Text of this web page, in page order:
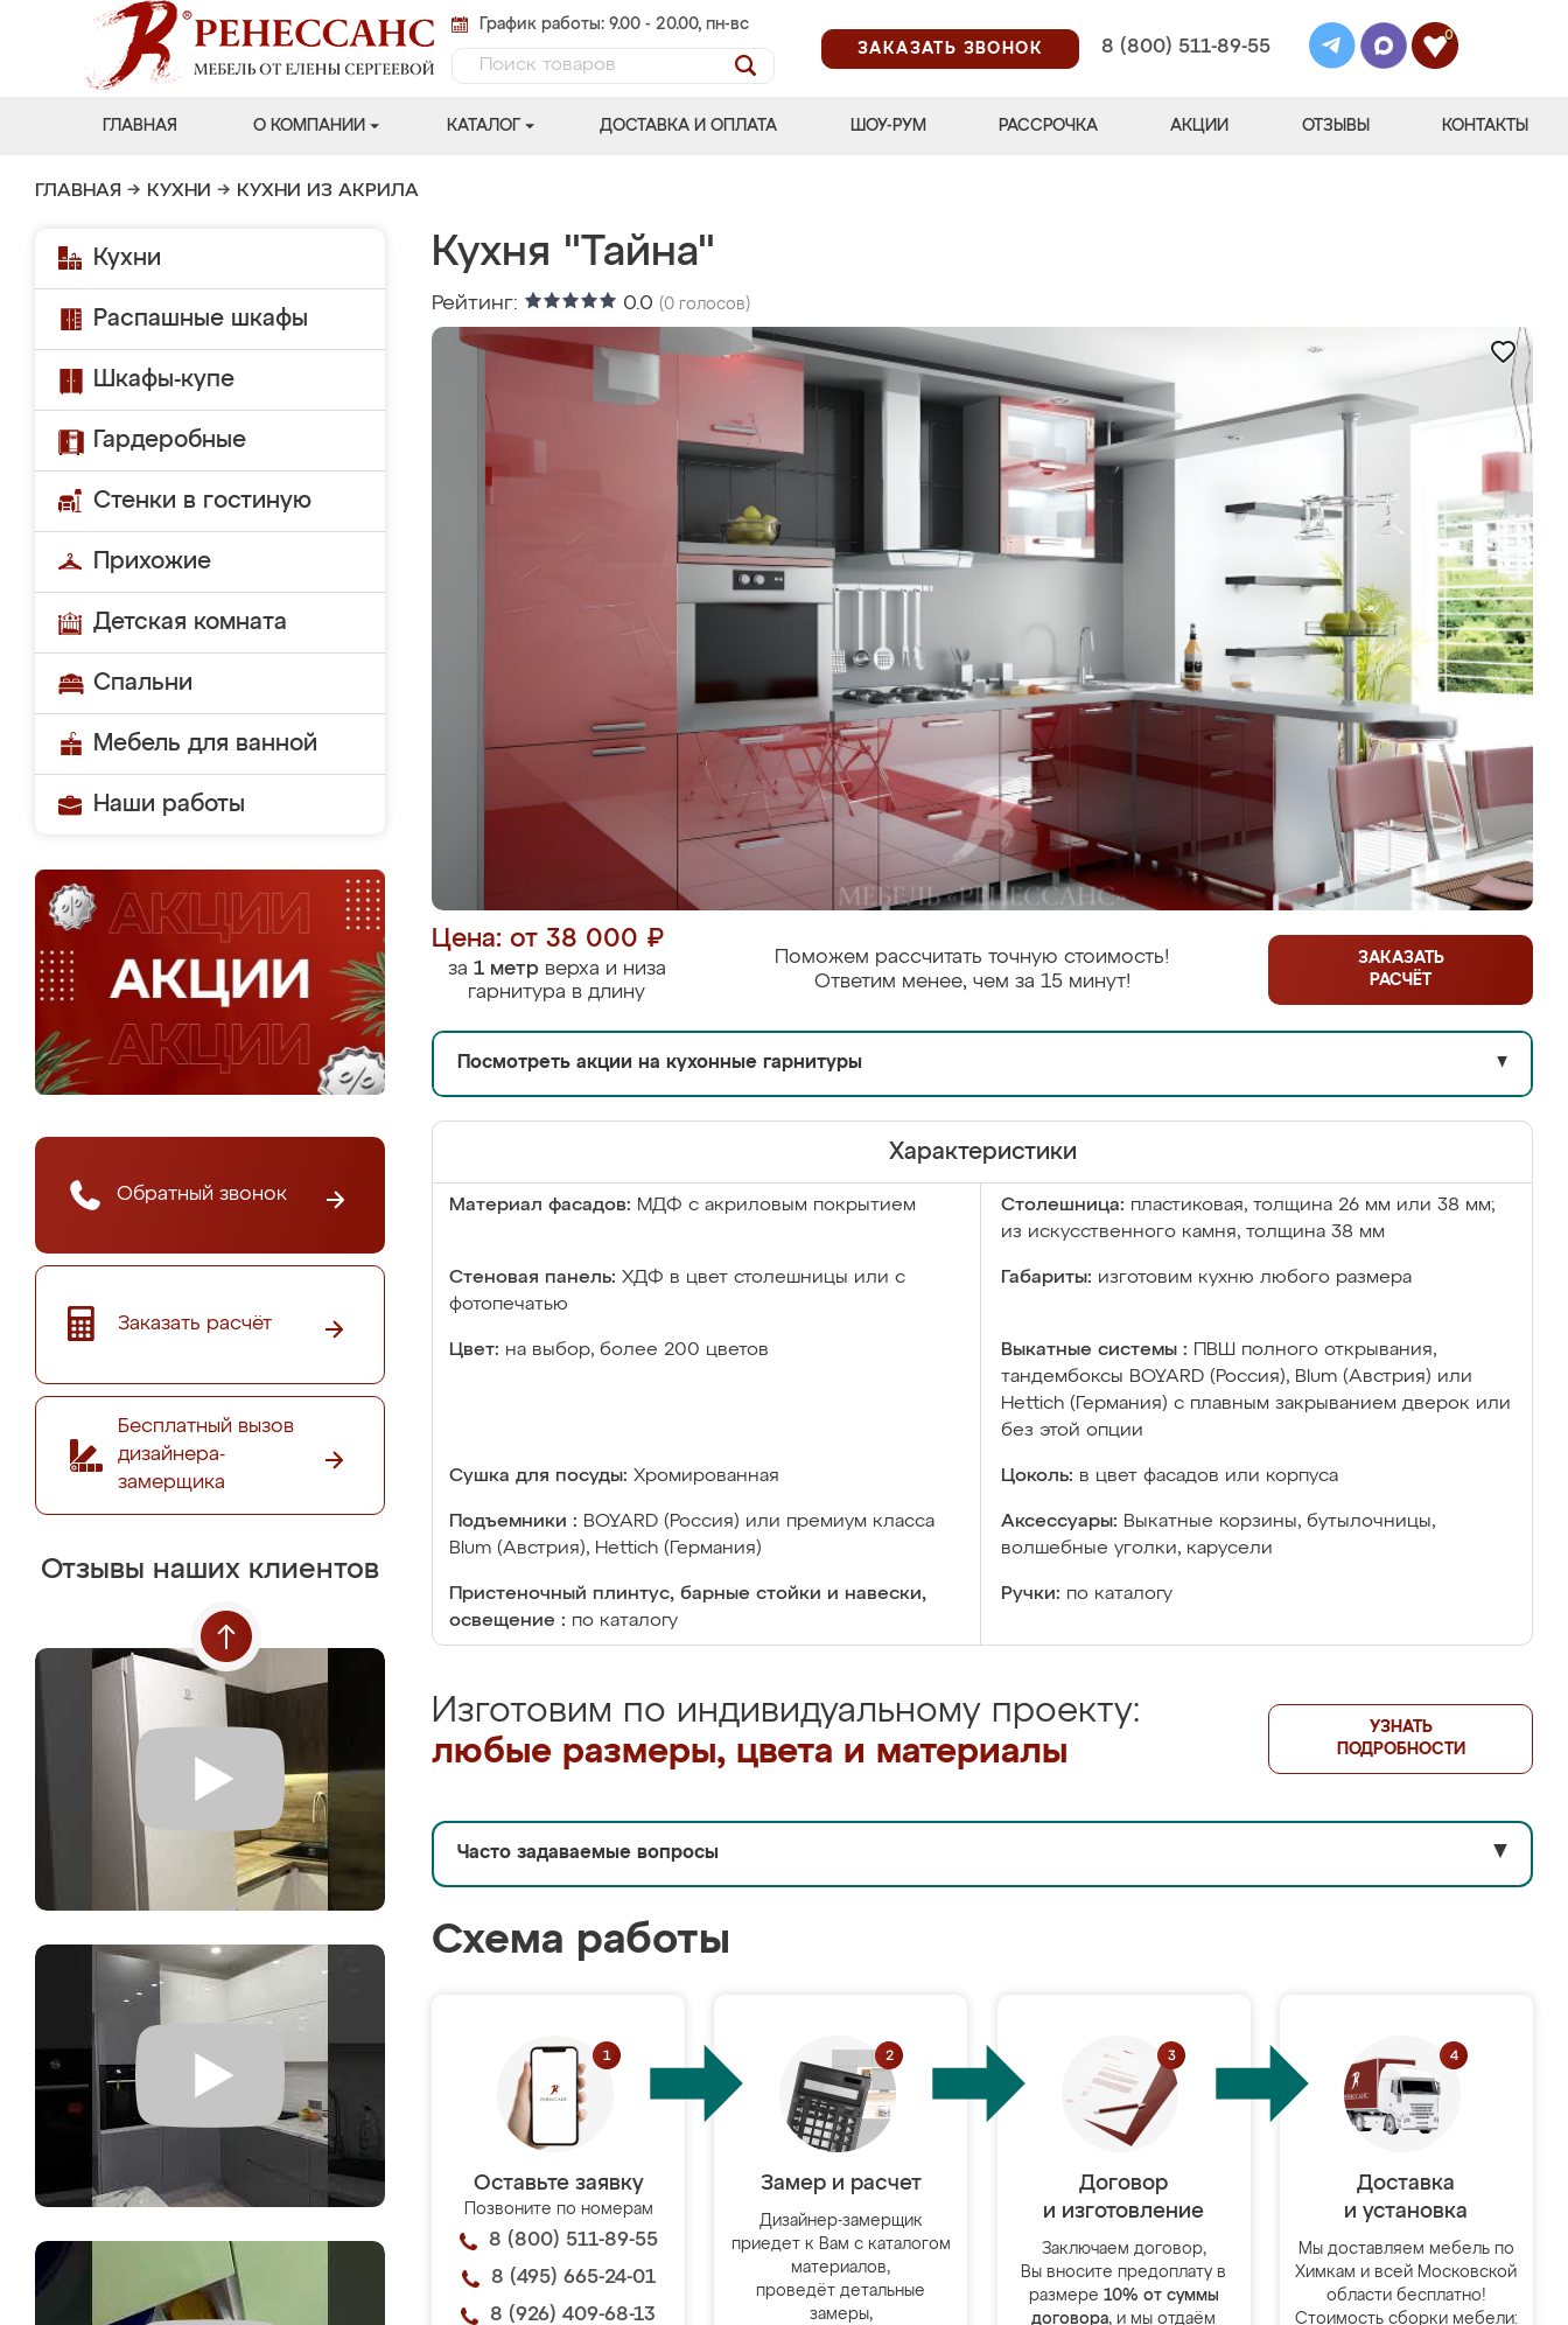
График работы: 9.00 - 20.00, пн-вс
ЗАКАЗАТЬ ЗВОНОК
8 (800) 511-89-55
0
ГЛАВНАЯ О КОМПАНИИ КАТАЛОГ ДОСТАВКА И ОПЛАТА ШОУ-РУМ РАССРОЧКА АКЦИИ ОТЗЫВЫ КОНТАКТЫ
ГЛАВНАЯ → КУХНИ → КУХНИ ИЗ АКРИЛА
Кухни
Распашные шкафы
Шкафы-купе
Гардеробные
Стенки в гостиную
Прихожие
Детская комната
Спальни
Мебель для ванной
Наши работы
Обратный звонок
Заказать расчёт
Бесплатный вызов
дизайнера-
замерщика
Отзывы наших клиентов
Кухня "Тайна"
Рейтинг: 0.0 (0 голосов)
Цена: от 38 000 ₽
за 1 метрверха и низа
гарнитура в длину
Поможем рассчитать точную стоимость!
Ответим менее, чем за 15 минут!
ЗАКАЗАТЬ
РАСЧЁТ
Посмотреть акции на кухонные гарнитуры ▼
Характеристики
Материал фасадов: МДФ с акриловым покрытием Столешница: пластиковая, толщина 26 мм или 38 мм;
из искусственного камня, толщина 38 мм
Стеновая панель: ХДФ в цвет столешницы или с
фотопечатью
Габариты: изготовим кухню любого размера
Цвет: на выбор, более 200 цветов Выкатные системы :
ПВШ полного открывания,
тандембоксы BOYARD (Россия), Blum (Австрия) или
Hettich (Германия) с плавным закрыванием дверок или
без этой опции
Сушка для посуды: Хромированная Цоколь: в цвет фасадов или корпуса
Подъемники : BOYARD (Россия) или премиум класса
Blum (Австрия), Hettich (Германия)
Аксессуары: Выкатные корзины, бутылочницы,
волшебные уголки, карусели
Пристеночный плинтус, барные стойки и навески,
освещение : по каталогу
Ручки: по каталогу
Изготовим по индивидуальному проекту:
любые размеры, цвета и материалы
УЗНАТЬ
ПОДРОБНОСТИ
Часто задаваемые вопросы ▼
Схема работы
Оставьте заявку
Позвоните по номерам
8 (800) 511-89-55
8 (495) 665-24-01
8 (926) 409-68-13
Замер и расчет
Дизайнер-замерщик
приедет к Вам с каталогом
материалов,
проведёт детальные
замеры,
Договор
и изготовление
Заключаем договор,
Вы вносите предоплату в
размере 10% от суммы
договора, и мы отдаём
Доставка
и установка
Мы доставляем мебель по
Химкам и всей Московской
области бесплатно!
Стоимость сборки мебели: